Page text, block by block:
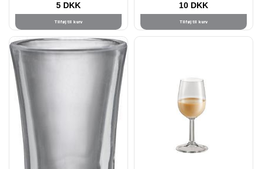
5 DKK
Tilføj til kurv
10 DKK
Tilføj til kurv